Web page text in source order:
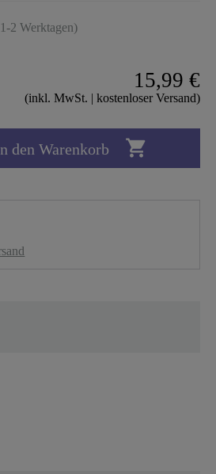
2 Werktagen)
15,99 €
(inkl. MwSt. | kostenloser Versand)
den Warenkorb 